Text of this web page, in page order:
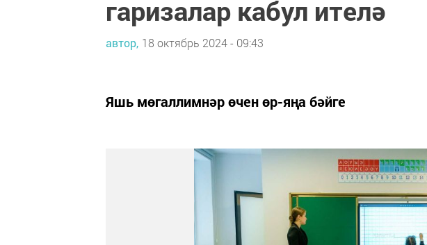
гаризалар кабул ителә
автор, 18 октябрь 2024 - 09:43
Яшь мөгаллимнәр өчен өр-яңа бәйге